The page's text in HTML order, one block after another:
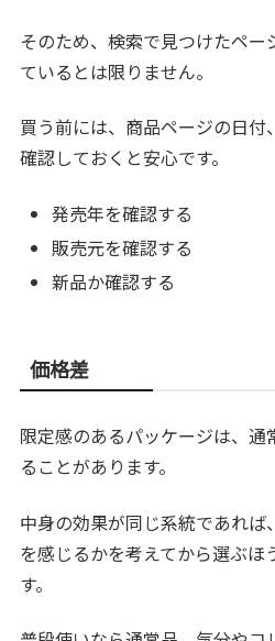
そのため、検索で見つけたペー
ているとは限りません。
買う前には、商品ページの日付
確認しておくと安心です。
発売年を確認する
販売元を確認する
新品か確認する
価格差
限定感のあるパッケージは、
ることがあります。
中身の効果が同じ系統であれ
を感じるかを考えてから選ぶほ
す。